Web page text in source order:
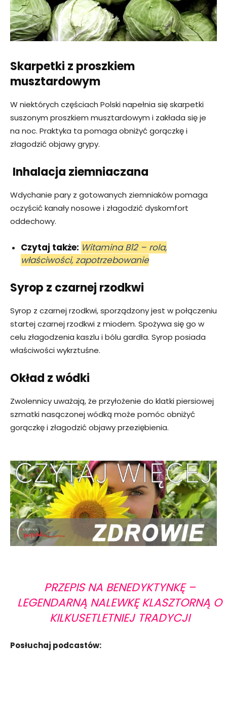
Skarpetki z proszkiem
musztardowym
W niektórych częściach Polski napełnia się skarpetki
suszonym proszkiem musztardowym i zakłada się je
na noc. Praktyka ta pomaga obniżyć gorączkę i
złagodzić objawy grypy.
Inhalacja ziemniaczana
Wdychanie pary z gotowanych ziemniaków pomaga
oczyścić kanały nosowe i złagodzić dyskomfort
oddechowy.
Czytaj także: Witamina B12 – rola,
właściwości, zapotrzebowanie
Syrop z czarnej rzodkwi
Syrop z czarnej rzodkwi, sporządzony jest w połączeniu
startej czarnej rzodkwi z miodem. Spożywa się go w
celu złagodzenia kaszlu i bólu gardła. Syrop posiada
właściwości wykrztuśne.
Okład z wódki
Zwolennicy uważają, że przyłożenie do klatki piersiowej
szmatki nasączonej wódką może pomóc obniżyć
gorączkę i złagodzić objawy przeziębienia.
PRZEPIS NA BENEDYKTYNKĘ –
LEGENDARNĄ NALEWKĘ KLASZTORNĄ O
KILKUSETLETNIEJ TRADYCJI
Posłuchaj podcastów: